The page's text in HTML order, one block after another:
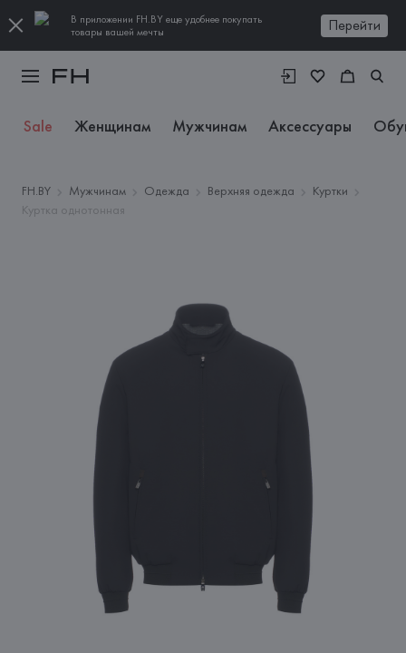
В приложении FH.BY еще удобнее покупать
товары вашей мечты
Перейти
Sale Женщинам Мужчинам Аксессуары
FH.BY Мужчинам Одежда Верхняя одежда
Куртки
Куртка однотонная